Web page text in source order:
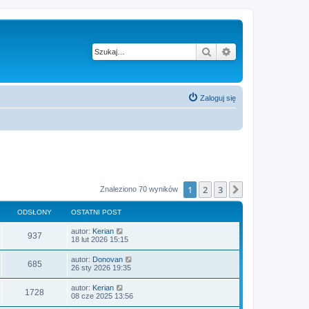
Szukaj
Zaloguj się
Znaleziono 70 wyników 1 2 3
ODSŁONY OSTATNI POST
937O
d
ł
o
O
s
t
n
i
p
o
s
autor: Kerian
18 lut 2026 15:15
685O
d
O
s
t
n
autor: Donovan
26 sty 2026 19:35
1728
O
s
autor: Kerian
08 cze 2025 13:56